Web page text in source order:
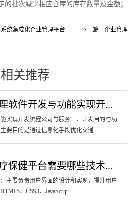
批次减少相应仓库的库存数量及金额；
统集成化企业管理平台
下一篇：企业管理
相关推荐
软件开发与功能实现开...
实现开发流程公司与服务一、开发目的与功
要目的是通过信息化手段优化交通...
保健平台需要哪些技术...
主要负责用户界面的设计和实现，提升用户
、CSS3、JavaScrip...